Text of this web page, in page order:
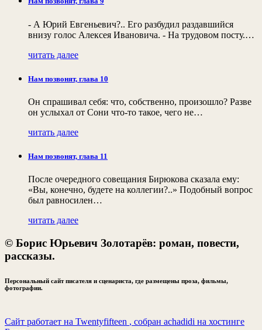
- А Юрий Евгеньевич?.. Его разбудил раздавшийся
внизу голос Алексея Ивановича. - На трудовом посту.…
читать далее
Нам позвонят, глава 10
Он спрашивал себя: что, собственно, произошло? Разве
он услыхал от Сони что-то такое, чего не…
читать далее
Нам позвонят, глава 11
После очередного совещания Бирюкова сказала ему:
«Вы, конечно, будете на коллегии?..» Подобный вопрос
был равносилен…
читать далее
© Борис Юрьевич Золотарёв: роман, повести,
рассказы.
Персональный сайт писателя и сценариста, где размещены проза, фильмы,
фотографии.
Сайт работает на Twentyfifteen , собран achadidi на хостинге